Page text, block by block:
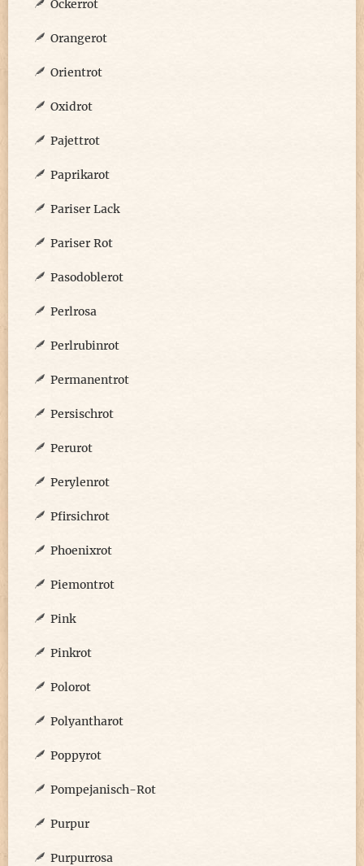
Ockerrot
Orangerot
Orientrot
Oxidrot
Pajettrot
Paprikarot
Pariser Lack
Pariser Rot
Pasodoblerot
Perlrosa
Perlrubinrot
Permanentrot
Persischrot
Perurot
Perylenrot
Pfirsichrot
Phoenixrot
Piemontrot
Pink
Pinkrot
Polorot
Polyantharot
Poppyrot
Pompejanisch-Rot
Purpur
Purpurrosa